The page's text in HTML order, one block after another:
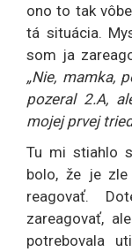
ono to tak
tá situácia.
som ja
„Nie, mamka,
pozeral 2.A,
mojej prvej
Tu mi stiahlo
bolo, že je
reagovať.
zareagovať,
potrebovala